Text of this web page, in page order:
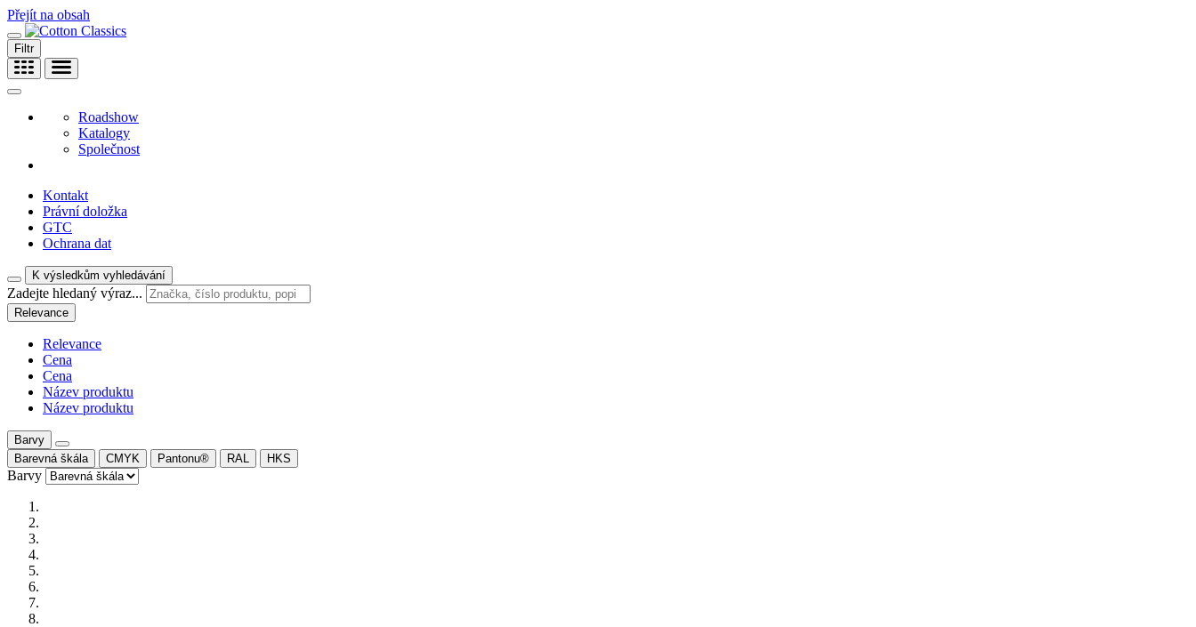
Přejít na obsah
Filtr
Roadshow
Katalogy
Společnost
Kontakt
Právní doložka
GTC
Ochrana dat
K výsledkům vyhledávání
Zadejte hledaný výraz...
Relevance
Relevance
Cena
Cena
Název produktu
Název produktu
Barvy
Barevná škála
CMYK Pantonu® RAL HKS
Barvy